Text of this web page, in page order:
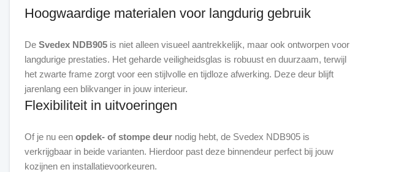
Hoogwaardige materialen voor langdurig gebruik
De Svedex NDB905 is niet alleen visueel aantrekkelijk, maar ook ontworpen voor
langdurige prestaties. Het geharde veiligheidsglas is robuust en duurzaam, terwijl
het zwarte frame zorgt voor een stijlvolle en tijdloze afwerking. Deze deur blijft
Flexibiliteit in uitvoeringen
Of je nu een opdek- of stompe deur nodig hebt, de Svedex NDB905 is
verkrijgbaar in beide varianten. Hierdoor past deze binnendeur perfect bij jouw